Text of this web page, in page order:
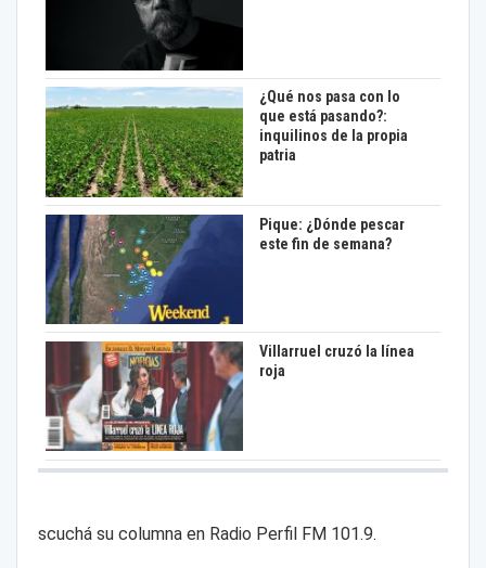
¿Qué nos pasa con lo
que está pasando?:
inquilinos de la propia
patria
Pique: ¿Dónde pescar
este fin de semana?
Villarruel cruzó la línea
roja
scuchá su columna en Radio Perfil FM 101.9.